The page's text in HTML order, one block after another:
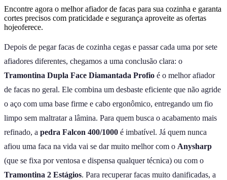
Encontre agora o melhor afiador de facas para sua cozinha e garanta
cortes precisos com praticidade e segurança aproveite as ofertas
hojeoferece.
Depois de pegar facas de cozinha cegas e passar cada uma por sete
afiadores diferentes, chegamos a uma conclusão clara: o
Tramontina Dupla Face Diamantada Profio é o melhor afiador
de facas no geral. Ele combina um desbaste eficiente que não agride
o aço com uma base firme e cabo ergonômico, entregando um fio
limpo sem maltratar a lâmina. Para quem busca o acabamento mais
refinado, a pedra Falcon 400/1000 é imbatível. Já quem nunca
afiou uma faca na vida vai se dar muito melhor com o Anysharp
(que se fixa por ventosa e dispensa qualquer técnica) ou com o
Tramontina 2 Estágios. Para recuperar facas muito danificadas, a